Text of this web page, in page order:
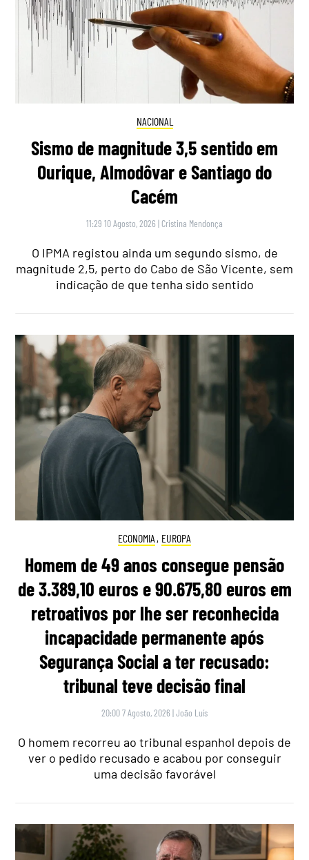
NACIONAL
Sismo de magnitude 3,5 sentido em
Ourique, Almodôvar e Santiago do
Cacém
11:29 10 Agosto, 2026 | Cristina Mendonça
O IPMA registou ainda um segundo sismo, de
magnitude 2,5, perto do Cabo de São Vicente, sem
indicação de que tenha sido sentido
ECONOMIA , EUROPA
Homem de 49 anos consegue pensão
de 3.389,10 euros e 90.675,80 euros em
retroativos por lhe ser reconhecida
incapacidade permanente após
Segurança Social a ter recusado:
tribunal teve decisão final
20:00 7 Agosto, 2026 |João Luís
O homem recorreu ao tribunal espanhol depois de
ver o pedido recusado e acabou por conseguir
uma decisão favorável